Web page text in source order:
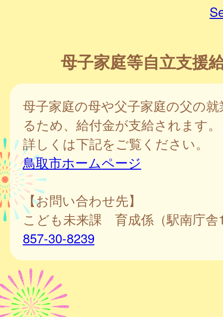
母子家庭等自立支援
母子家庭の母や父子家庭の父の
るため、給付金が支給されます。
詳しくは下記をご覧ください。
鳥取市ホームページ
【お問い合わせ先】
こども未来課 育成係（駅南庁
857-30-8239